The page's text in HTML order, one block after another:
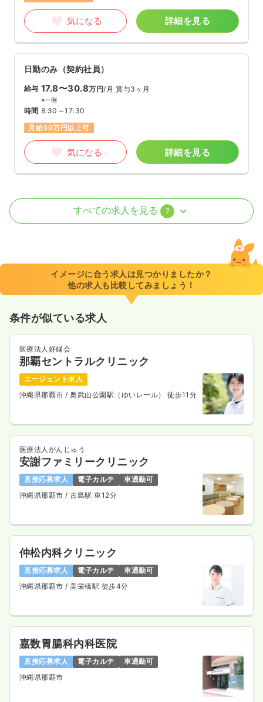
気になる 詳細を見る
日勤のみ（契約社員）
給与 17.8〜30.8万円/月 賞与3ヶ月
※一例
時間 8:30～17:30
月給30万円以上可
気になる 詳細を見る
外来 正・准看護師
8:00～18:30
時給1,300円以上可
気になる
日勤のみ（契約社員）
給与 29.9 万円 /月
時間 8:00～17:00（休憩60分）
オペ室(手術室)正看護師 一般病院
日勤のみ（常勤）
21.5〜29.8
※一例
時間 8:30～17:30（休憩60分）
日祝休み
月給29万円以上可
日勤のみ（パート）
給与 時給1,600
すべての求人を見る 7
イメージに合う求人は見つかりましたか？
他の求人も比較してみましょう！
条件が似ている求人
医療法人好縁会
那覇セントラルクリニック
エージェント求人
沖縄県那覇市 / 奥武山公園駅（ゆいレール） 徒歩11分
医療法人がんじゅう
安謝ファミリークリニック
直接応募求人 電子カルテ
車通勤可
沖縄県那覇市 / 古島駅 車12分
仲松内科クリニック
直接応募求人 電子カルテ
車通勤可
沖縄県那覇市 / 美栄橋駅 徒歩4分
嘉数胃腸科内科医院
直接応募求人 電子カルテ
車通勤可
沖縄県那覇市